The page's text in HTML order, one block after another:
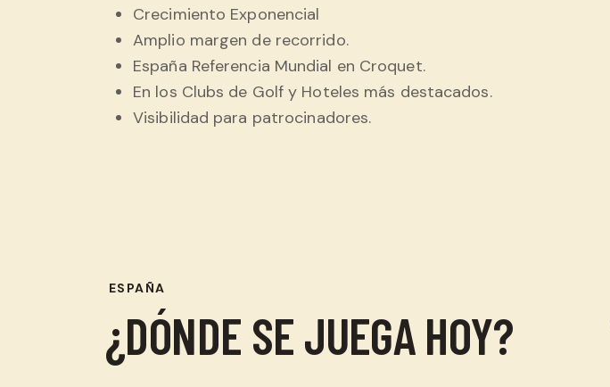
Crecimiento Exponencial
Amplio margen de recorrido.
España Referencia Mundial en Croquet.
En los Clubs de Golf y Hoteles más destacados.
Visibilidad para patrocinadores.
ESPAÑA
¿DÓNDE SE JUEGA HOY?